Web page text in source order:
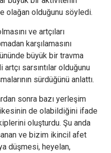
olağan olduğunu söyledi.
ve artçıları
karşılamasını
büyük bir travma
artçı sarsıntılar olduğunu
sürdüğünü anlattı.
sonra bazı yerleşim
de olabildiğini ifade
oluşturdu. Şu anda
ve bizim ikincil afet
düşmesi, heyelan,